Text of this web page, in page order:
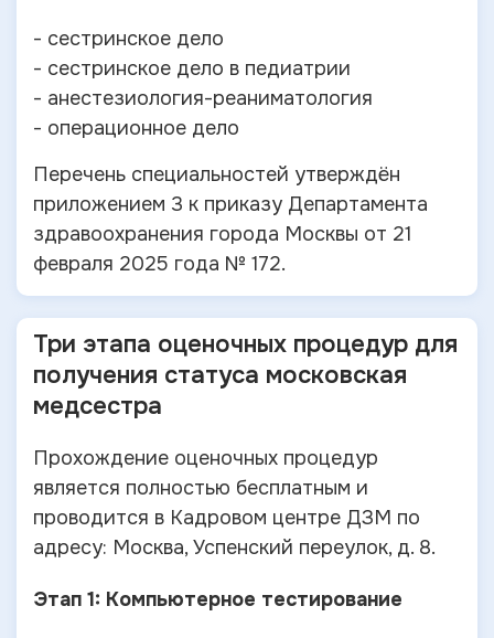
- сестринское дело
- сестринское дело в педиатрии
- анестезиология-реаниматология
- операционное дело
Перечень специальностей утверждён
приложением 3 к приказу Департамента
здравоохранения города Москвы от 21
февраля 2025 года № 172.
Три этапа оценочных процедур для
получения статуса московская
медсестра
Прохождение оценочных процедур
является полностью бесплатным и
проводится в Кадровом центре ДЗМ по
адресу: Москва, Успенский переулок, д. 8.
Этап 1: Компьютерное тестирование